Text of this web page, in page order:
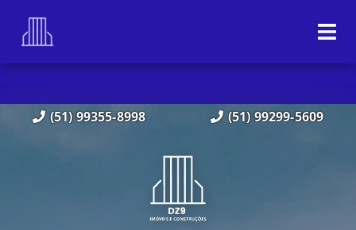
(51) 99355-8998 (51) 99299-5609